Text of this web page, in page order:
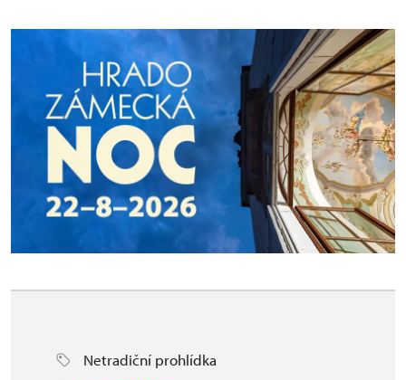
Netradiční prohlídka